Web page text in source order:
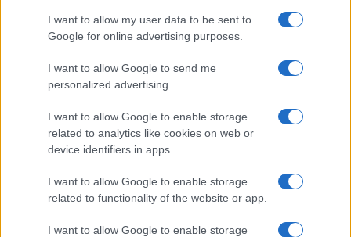
I want to allow my user data to be sent to
Google for online advertising purposes.
I want to allow Google to send me
personalized advertising.
I want to allow Google to enable storage
related to analytics like cookies on web or
device identifiers in apps.
I want to allow Google to enable storage
related to functionality of the website or app.
I want to allow Google to enable storage